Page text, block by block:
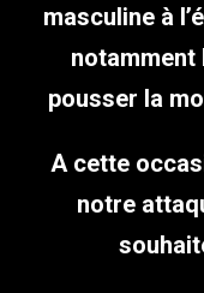
masculine à
notamment
pousser la
A cette
notre